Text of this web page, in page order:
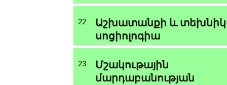
22
Աշխատանքի և
սոցիոլոգիա
23
Մշակութային
մարդաբանության